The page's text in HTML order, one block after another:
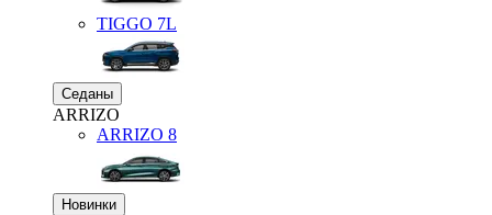
TIGGO 7L
Седаны
ARRIZO
ARRIZO 8
Новинки